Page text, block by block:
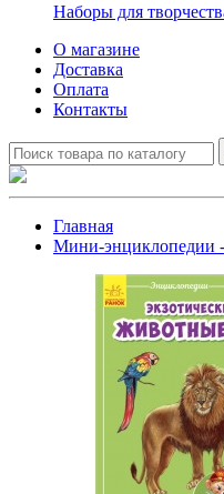
Наборы для
О магазине
Доставка
Оплата
Контакты
Главная
Мини-энциклопедии